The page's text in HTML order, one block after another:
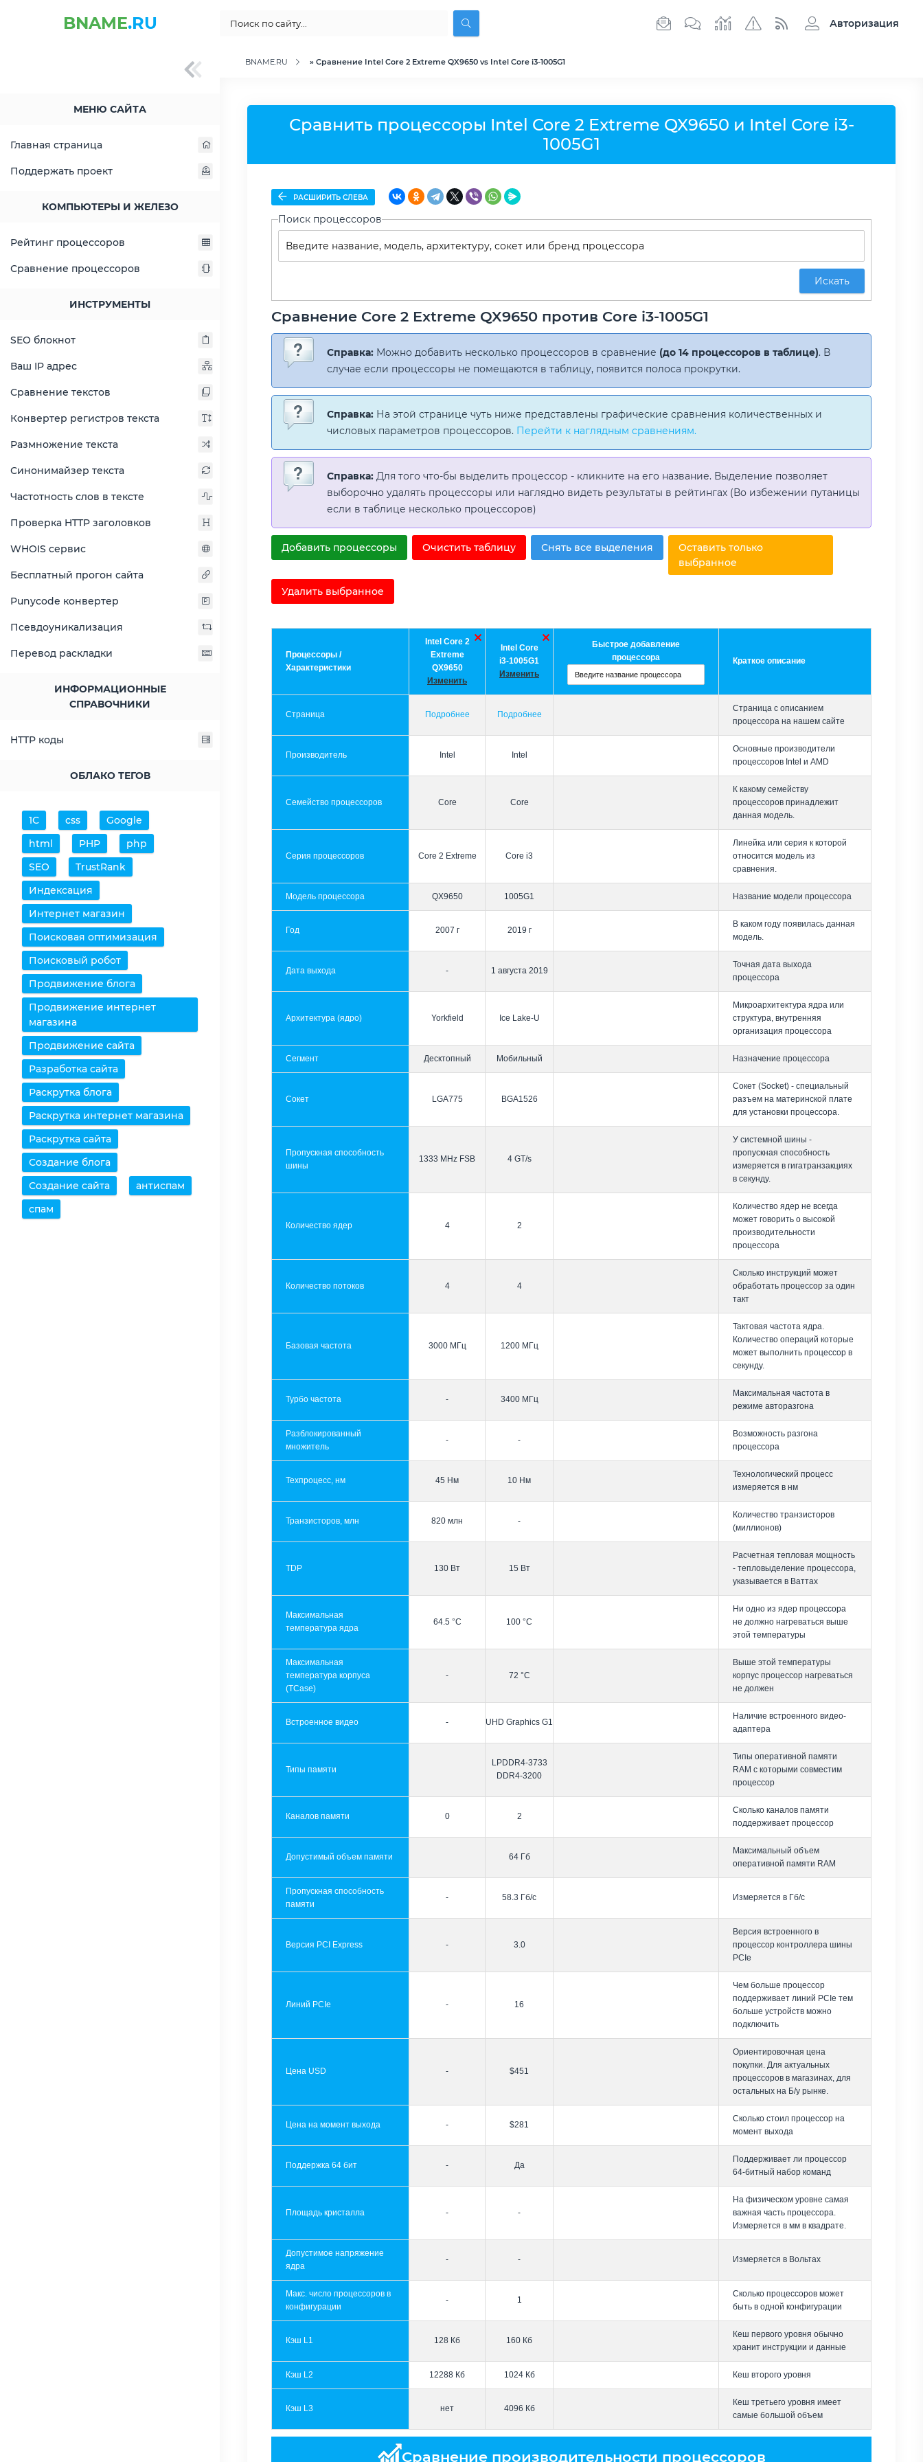
BNAME.RU Авторизация
МЕНЮ САЙТА
Главная страница
Поддержать проект
КОМПЬЮТЕРЫ И ЖЕЛЕЗО
Рейтинг процессоров
Сравнение процессоров
ИНСТРУМЕНТЫ
SEO блокнот
Ваш IP адрес
Сравнение текстов
Конвертер регистров текста
Размножение текста
Синонимайзер текста
Частотность слов в тексте
Проверка HTTP заголовков
WHOIS сервис
Бесплатный прогон сайта
Punycode конвертер
Псевдоуникализация
Перевод раскладки
ИНФОРМАЦИОННЫЕ
СПРАВОЧНИКИ
HTTP коды
ОБЛАКО ТЕГОВ
1С css
Google
html
PHP
php
SEO
TrustRank
Индексация
Интернет магазин
Поисковая оптимизация
Поисковый робот
Продвижение блога
Продвижение интернет
магазина
Продвижение сайта
Разработка сайта
Раскрутка блога
Раскрутка интернет магазина
Раскрутка сайта
Создание блога
Создание сайта
антиспам
спам
BNAME.RU » Сравнение Intel Core 2 Extreme QX9650 vs Intel Core i3-1005G1
Сравнить процессоры Intel Core 2 Extreme QX9650 и Intel Core i3-
1005G1
РАСШИРИТЬ СЛЕВА
Поиск процессоров
Искать
Сравнение Core 2 Extreme QX9650 против Core i3-1005G1
Справка: Можно добавить несколько процессоров в сравнение (до 14 процессоров в таблице). В
случае если процессоры не помещаются в таблицу, появится полоса прокрутки.
Справка: На этой странице чуть ниже представлены графические сравнения количественных и
числовых параметров процессоров. Перейти к наглядным сравнениям.
Справка: Для того что-бы выделить процессор - кликните на его название. Выделение позволяет
выборочно удалять процессоры или наглядно видеть результаты в рейтингах (Во избежении путаницы
если в таблице несколько процессоров)
Добавить процессоры Очистить таблицу Снять все выделения
Оставить только
выбранное
Удалить выбранное
Процессоры /
Характеристики
Intel Core 2
Extreme
QX9650
Изменить
Intel Core
i3-1005G1
Изменить
Быстрое добавление
процессора
Краткое описание
Страница Подробнее Подробнее
Страница с описанием
процессора на нашем сайте
Производитель Intel Intel
Основные производители
процессоров Intel и AMD
Семейство процессоров Core Core
К какому семейству
процессоров принадлежит
данная модель.
Серия процессоров Core 2 Extreme Core i3
Линейка или серия к которой
относится модель из
сравнения.
Модель процессора QX9650 1005G1 Название модели процессора
Год 2007 г 2019 г
В каком году появилась данная
модель.
Дата выхода - 1 августа 2019
Точная дата выхода
процессора
Архитектура (ядро) Yorkfield Ice Lake-U
Микроархитектура ядра или
структура, внутренняя
организация процессора
Сегмент Десктопный Мобильный Назначение процессора
Сокет LGA775 BGA1526
Сокет (Socket) - специальный
разъем на материнской плате
для установки процессора.
Пропускная способность
шины
1333 MHz FSB 4 GT/s
У системной шины -
пропускная способность
измеряется в гигатранзакциях
в секунду.
Количество ядер 4 2
Количество ядер не всегда
может говорить о высокой
производительности
процессора
Количество потоков 4 4
Сколько инструкций может
обработать процессор за один
такт
Базовая частота 3000 МГц 1200 МГц
Тактовая частота ядра.
Количество операций которые
может выполнить процессор в
секунду.
Турбо частота - 3400 МГц
Максимальная частота в
режиме авторазгона
Разблокированный
множитель
- -
Возможность разгона
процессора
Техпроцесс, нм 45 Нм 10 Нм
Технологический процесс
измеряется в нм
Транзисторов, млн 820 млн -
Количество транзисторов
(миллионов)
TDP 130 Вт 15 Вт
Расчетная тепловая мощность
- тепловыделение процессора,
указывается в Ваттах
Максимальная
температура ядра
64.5 °C 100 °C
Ни одно из ядер процессора
не должно нагреваться выше
этой температуры
Максимальная
температура корпуса
(TCase)
- 72 °C
Выше этой температуры
корпус процессор нагреваться
не должен
Встроенное видео - UHD Graphics G1
Наличие встроенного видео-
адаптера
Типы памяти
LPDDR4-3733
DDR4-3200
Типы оперативной памяти
RAM с которыми совместим
процессор
Каналов памяти 0 2
Сколько каналов памяти
поддерживает процессор
Допустимый объем памяти 64 Гб
Максимальный объем
оперативной памяти RAM
Пропускная способность
памяти
- 58.3 Гб/с Измеряется в Гб/с
Версия PCI Express - 3.0
Версия встроенного в
процессор контроллера шины
PCIe
Линий PCIe - 16
Чем больше процессор
поддерживает линий PCIe тем
больше устройств можно
подключить
Цена USD - $451
Ориентировочная цена
покупки. Для актуальных
процессоров в магазинах, для
остальных на Б/у рынке.
Цена на момент выхода - $281
Сколько стоил процессор на
момент выхода
Поддержка 64 бит - Да
Поддерживает ли процессор
64-битный набор команд
Площадь кристалла - -
На физическом уровне самая
важная часть процессора.
Измеряется в мм в квадрате.
Допустимое напряжение
ядра
- - Измеряется в Вольтах
Макс. число процессоров в
конфигурации
- 1
Сколько процессоров может
быть в одной конфигурации
Кэш L1 128 Кб 160 Кб
Кеш первого уровня обычно
хранит инструкции и данные
Кэш L2 12288 Кб 1024 Кб Кеш второго уровня
Кэш L3 нет 4096 Кб
Кеш третьего уровня имеет
самые большой объем
Сравнение производительности процессоров